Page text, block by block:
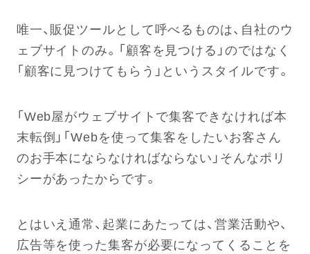
唯一、販促ツールとして呼べるものは、自社のウ
ェブサイトのみ。「顧客を見つける」のではなく
「顧客に見つけてもらう」というスタイルです。
「Web屋がウェブサイトで集客できなければ本
末転倒」「Webを使って集客をしたいお客さん
のお手本にならなければならない」そんなポリ
シーがあったからです。
とはいえ通常、起業にあたっては、営業活動や、
広告等を使った集客が必要になってくることを